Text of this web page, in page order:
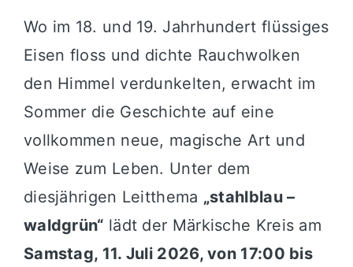
Wo im 18. und 19. Jahrhundert flüssiges
Eisen floss und dichte Rauchwolken
den Himmel verdunkelten, erwacht im
Sommer die Geschichte auf eine
vollkommen neue, magische Art und
Weise zum Leben. Unter dem
diesjährigen Leitthema „stahlblau –
waldgrün“ lädt der Märkische Kreis am
Samstag, 11. Juli 2026, von 17:00 bis